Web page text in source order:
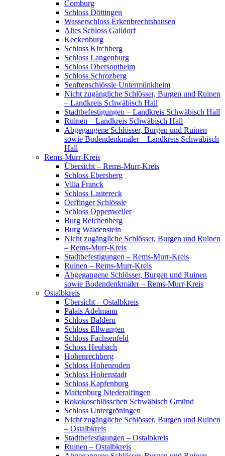
Comburg
Schloss Döttingen
Wasserschloss Erkenbrechtshausen
Altes Schloss Gaildorf
Keckenburg
Schloss Kirchberg
Schloss Langenburg
Schloss Obersontheim
Schloss Schrozberg
Senftenschlössle Untermünkheim
Nicht zugängliche Schlösser, Burgen und Ruinen
– Landkreis Schwäbisch Hall
Stadtbefestigungen – Landkreis Schwäbisch Hall
Ruinen – Landkreis Schwäbisch Hall
Abgegangene Schlösser, Burgen und Ruinen
sowie Bodendenkmäler – Landkreis Schwäbisch
Hall
Rems-Murr-Kreis
Übersicht – Rems-Murr-Kreis
Schloss Ebersberg
Villa Franck
Schloss Lautereck
Oeffinger Schlössle
Schloss Oppenweiler
Burg Reichenberg
Burg Waldenstein
Nicht zugängliche Schlösser, Burgen und Ruinen
– Rems-Murr-Kreis
Stadtbefestigungen – Rems-Murr-Kreis
Ruinen – Rems-Murr-Kreis
Abgegangene Schlösser, Burgen und Ruinen
sowie Bodendenkmäler – Rems-Murr-Kreis
Ostalbkreis
Übersicht – Ostalbkreis
Palais Adelmann
Schloss Baldern
Schloss Ellwangen
Schloss Fachsenfeld
Schoss Heubach
Hohenrechberg
Schloss Hohenroden
Schloss Hohenstadt
Schloss Kapfenburg
Marienburg Niederalfingen
Rokokoschlösschen Schwäbisch Gmünd
Schloss Untergröningen
Nicht zugängliche Schlösser, Burgen und Ruinen
– Ostalbkreis
Stadtbefestigungen – Ostalbkreis
Ruinen – Ostalbkreis